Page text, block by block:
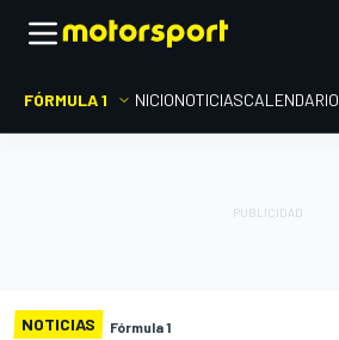
FÓRMULA 1 INICIONOTICIASCALENDARIO
NOTICIAS Fórmula 1